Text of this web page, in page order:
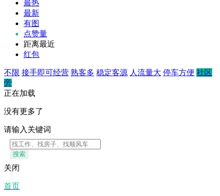
最热
最新
有图
点赞量
距离最近
红包
不限 接手即可经营 熟客多 稳定客源 人流量大 停车方便 社区
旁
正在加载
没有更多了
请输入关键词
搜索
关闭
首页